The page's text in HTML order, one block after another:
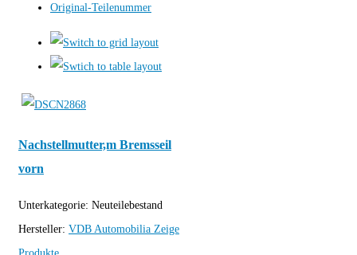
Original-Teilenummer
Nachstellmutter,m Bremsseil
vorn
Unterkategorie: Neuteilebestand
Hersteller: VDB Automobilia Zeige